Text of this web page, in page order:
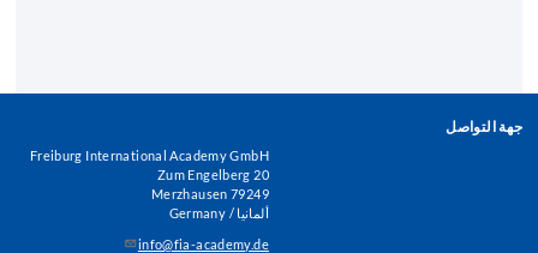
جهة التواصل
Freiburg International Academy GmbH
Zum Engelberg 20
79249 Merzhausen
ألمانيا / Germany
info@fia-academy.de